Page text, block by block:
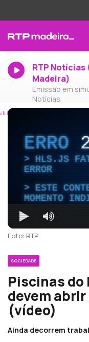
RTP Notícias
Madeira)
Emissão em
Notícias
ERRO
HLS.JS
ERROR
ESTE
MOMENTO
Foto: RTP
SOCIEDADE
Piscinas do
devem
(vídeo)
Ainda decorrem